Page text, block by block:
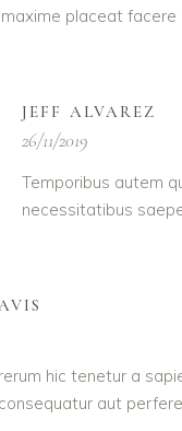
placeat
JEFF ALVAREZ
26/11/2019
Temporibus autem
necessitatibus
hic tenetur a
aut